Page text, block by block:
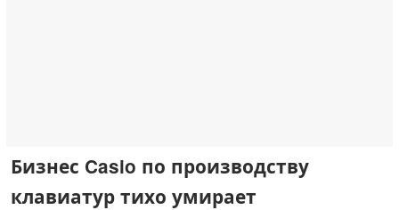
Бизнес Casio по производству
клавиатур тихо умирает